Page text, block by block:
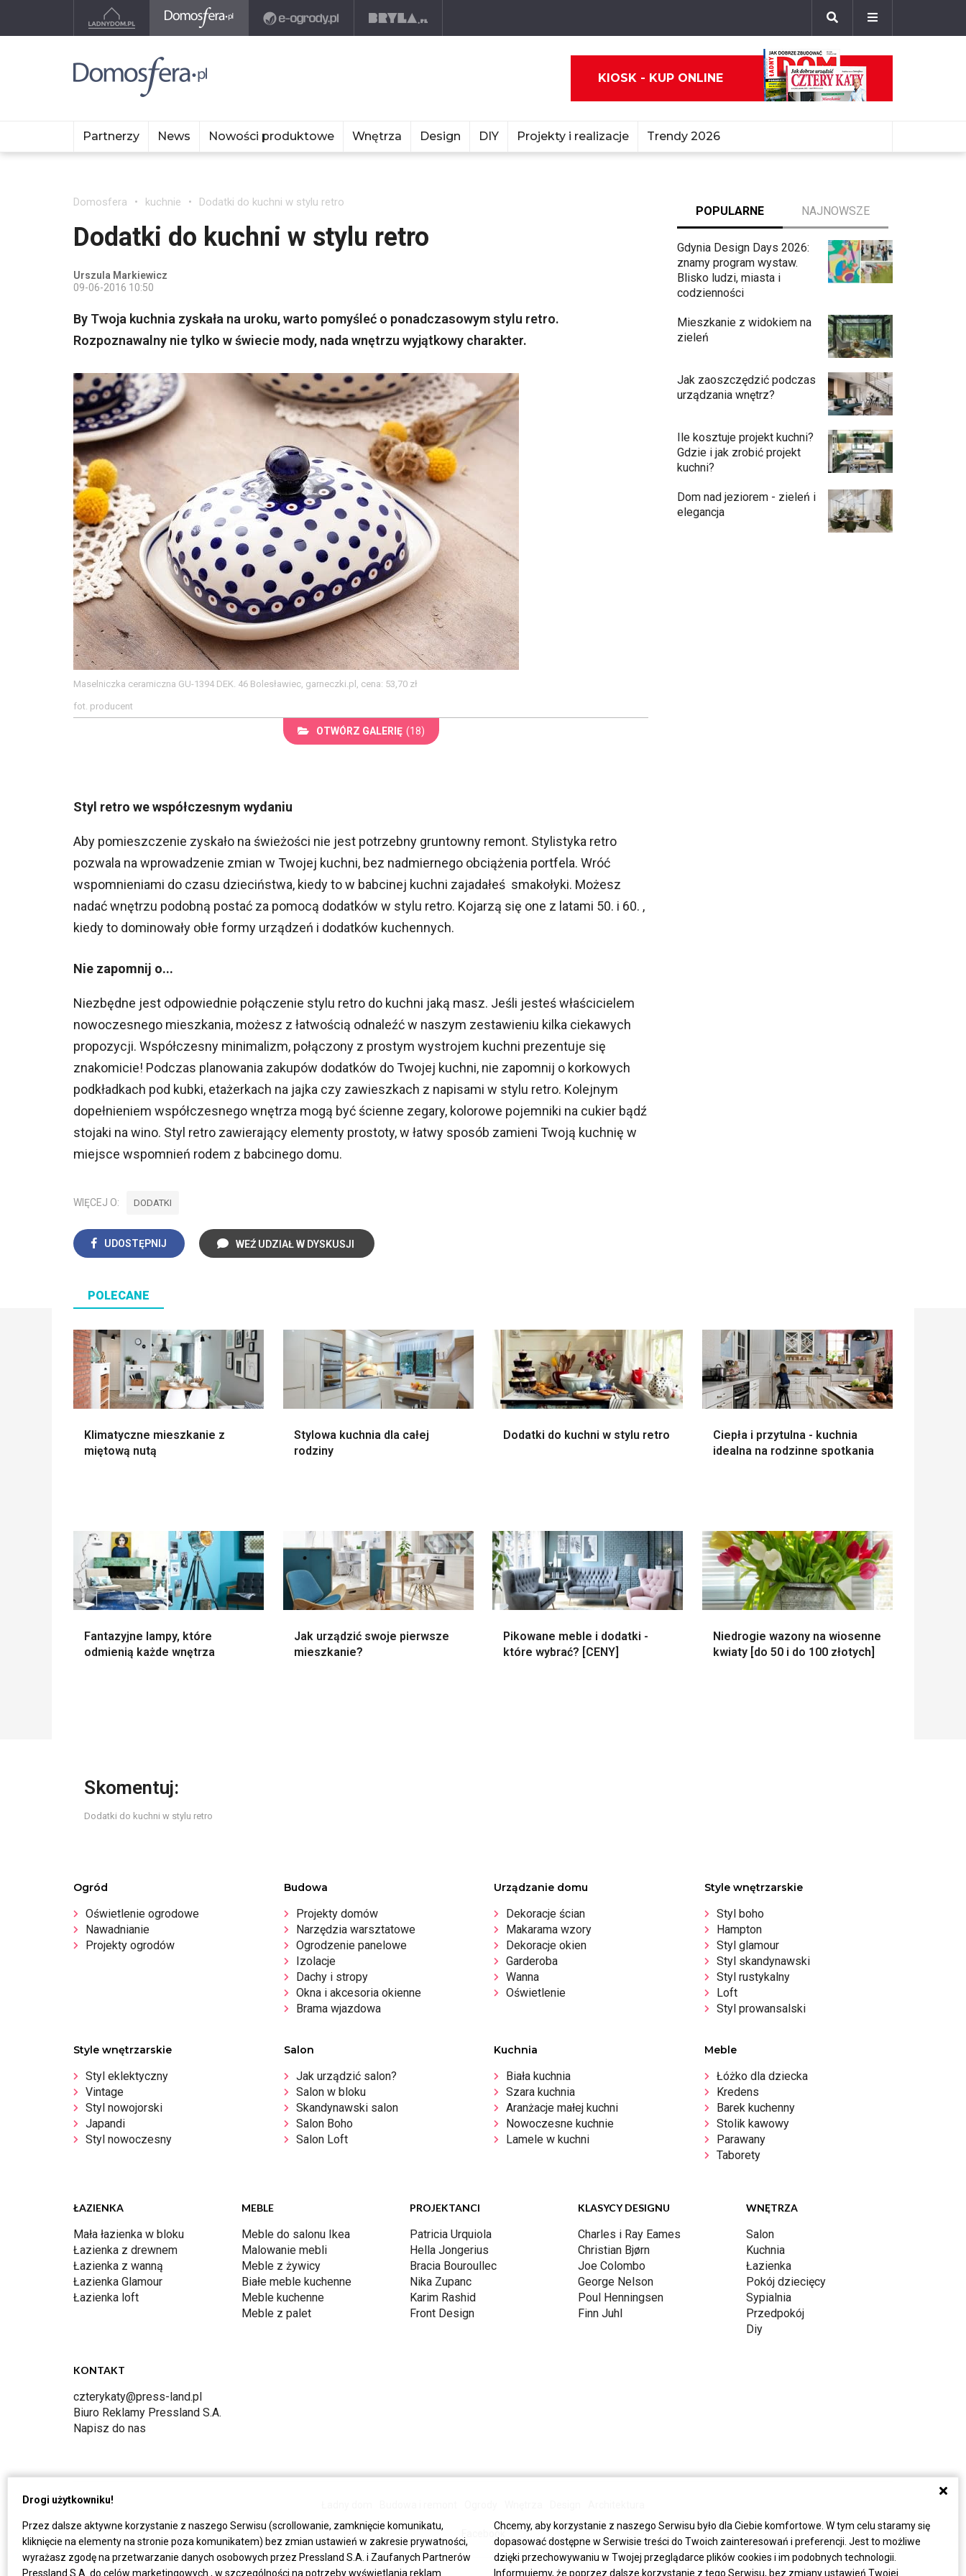
KIOSK - KUP ONLINE
Partnerzy News Nowości produktowe Wnętrza Design DIY Projekty i realizacje Trendy 2026
Domosfera kuchnie Dodatki do kuchni w stylu retro
Dodatki do kuchni w stylu retro
Urszula Markiewicz
09-06-2016 10:50
By Twoja kuchnia zyskała na uroku, warto pomyśleć o ponadczasowym stylu retro.
Rozpoznawalny nie tylko w świecie mody, nada wnętrzu wyjątkowy charakter.
Maselniczka ceramiczna GU-1394 DEK. 46 Bolesławiec, garneczki.pl, cena: 53,70 zł
fot. producent
OTWÓRZ GALERIĘ (18)
Styl retro we współczesnym wydaniu
Aby pomieszczenie zyskało na świeżości nie jest potrzebny gruntowny remont. Stylistyka retro
pozwala na wprowadzenie zmian w Twojej kuchni, bez nadmiernego obciążenia portfela. Wróć
wspomnieniami do czasu dzieciństwa, kiedy to w babcinej kuchni zajadałeś smakołyki. Możesz
nadać wnętrzu podobną postać za pomocą dodatków w stylu retro. Kojarzą się one z latami 50. i 60. ,
kiedy to dominowały obłe formy urządzeń i dodatków kuchennych.
Nie zapomnij o...
Niezbędne jest odpowiednie połączenie stylu retro do kuchni jaką masz. Jeśli jesteś właścicielem
nowoczesnego mieszkania, możesz z łatwością odnaleźć w naszym zestawieniu kilka ciekawych
propozycji. Współczesny minimalizm, połączony z prostym wystrojem kuchni prezentuje się
znakomicie! Podczas planowania zakupów dodatków do Twojej kuchni, nie zapomnij o korkowych
podkładkach pod kubki, etażerkach na jajka czy zawieszkach z napisami w stylu retro. Kolejnym
dopełnieniem współczesnego wnętrza mogą być ścienne zegary, kolorowe pojemniki na cukier bądź
stojaki na wino. Styl retro zawierający elementy prostoty, w łatwy sposób zamieni Twoją kuchnię w
miejsce wspomnień rodem z babcinego domu.
WIĘCEJ O: DODATKI
UDOSTĘPNIJ WEŹ UDZIAŁ W DYSKUSJI
POPULARNE NAJNOWSZE
Gdynia Design Days 2026:
znamy program wystaw.
Blisko ludzi, miasta i
codzienności
Mieszkanie z widokiem na
zieleń
Jak zaoszczędzić podczas
urządzania wnętrz?
Ile kosztuje projekt kuchni?
Gdzie i jak zrobić projekt
kuchni?
Dom nad jeziorem - zieleń i
elegancja
POLECANE
Klimatyczne mieszkanie z
miętową nutą
Stylowa kuchnia dla całej
rodziny
Dodatki do kuchni w stylu retro
Ciepła i przytulna - kuchnia
idealna na rodzinne spotkania
Fantazyjne lampy, które
odmienią każde wnętrza
Jak urządzić swoje pierwsze
mieszkanie?
Pikowane meble i dodatki -
które wybrać? [CENY]
Niedrogie wazony na wiosenne
kwiaty [do 50 i do 100 złotych]
Skomentuj:
Dodatki do kuchni w stylu retro
Ogród
Oświetlenie ogrodowe
Nawadnianie
Projekty ogrodów
Budowa
Projekty domów
Narzędzia warsztatowe
Ogrodzenie panelowe
Izolacje
Dachy i stropy
Okna i akcesoria okienne
Brama wjazdowa
Urządzanie domu
Dekoracje ścian
Makarama wzory
Dekoracje okien
Garderoba
Wanna
Oświetlenie
Style wnętrzarskie
Styl boho
Hampton
Styl glamour
Styl skandynawski
Styl rustykalny
Loft
Styl prowansalski
Style wnętrzarskie
Styl eklektyczny
Vintage
Styl nowojorski
Japandi
Styl nowoczesny
Salon
Jak urządzić salon?
Salon w bloku
Skandynawski salon
Salon Boho
Salon Loft
Kuchnia
Biała kuchnia
Szara kuchnia
Aranżacje małej kuchni
Nowoczesne kuchnie
Lamele w kuchni
Meble
Łóżko dla dziecka
Kredens
Barek kuchenny
Stolik kawowy
Parawany
Taborety
ŁAZIENKA
Mała łazienka w bloku
Łazienka z drewnem
Łazienka z wanną
Łazienka Glamour
Łazienka loft
MEBLE
Meble do salonu Ikea
Malowanie mebli
Meble z żywicy
Białe meble kuchenne
Meble kuchenne
Meble z palet
PROJEKTANCI
Patricia Urquiola
Hella Jongerius
Bracia Bouroullec
Nika Zupanc
Karim Rashid
Front Design
KLASYCY DESIGNU
Charles i Ray Eames
Christian Bjørn
Joe Colombo
George Nelson
Poul Henningsen
Finn Juhl
WNĘTRZA
Salon
Kuchnia
Łazienka
Pokój dziecięcy
Sypialnia
Przedpokój
Diy
KONTAKT
czterykaty@press-land.pl
Biuro Reklamy Pressland S.A.
Napisz do nas
Drogi użytkowniku!
Przez dalsze aktywne korzystanie z naszego Serwisu (scrollowanie, zamknięcie komunikatu,
kliknięcie na elementy na stronie poza komunikatem) bez zmian ustawień w zakresie prywatności,
wyrażasz zgodę na przetwarzanie danych osobowych przez Pressland S.A. i Zaufanych Partnerów
Pressland S.A. do celów marketingowych , w szczególności na potrzeby wyświetlania reklam
Chcemy, aby korzystanie z naszego Serwisu było dla Ciebie komfortowe. W tym celu staramy się
dopasować dostępne w Serwisie treści do Twoich zainteresowań i preferencji. Jest to możliwe
dzięki przechowywaniu w Twojej przeglądarce plików cookies i im podobnych technologii.
Informujemy, że poprzez dalsze korzystanie z tego Serwisu, bez zmiany ustawień Twojej